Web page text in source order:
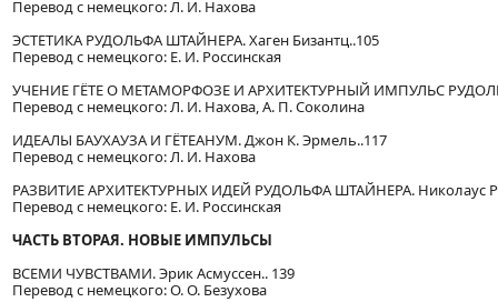
Перевод с немецкого: Л. И. Нахова
ЭСТЕТИКА РУДОЛЬФА ШТАЙНЕРА. Хаген Бизантц..105
Перевод с немецкого: Е. И. Россинская
УЧЕНИЕ ГЁТЕ О МЕТАМОРФОЗЕ И АРХИТЕКТУРНЫЙ ИМПУЛЬС
Перевод с немецкого: Л. И. Нахова, А. П. Соколина
ИДЕАЛЫ БАУХАУЗА И ГЁТЕАНУМ. Джон К. Эрмель..117
Перевод с немецкого: Л. И. Нахова
РАЗВИТИЕ АРХИТЕКТУРНЫХ ИДЕЙ РУДОЛЬФА ШТАЙНЕРА. Николаус
Перевод с немецкого: Е. И. Россинская
ЧАСТЬ ВТОРАЯ. НОВЫЕ ИМПУЛЬСЫ
ВСЕМИ ЧУВСТВАМИ. Эрик Асмуссен.. 139
Перевод с немецкого: О. О. Безухова